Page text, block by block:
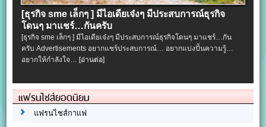
[ธุรกิจ sme เล็กๆ ] มีไอเดียเจ๋งๆ มีประสบการณ์ธุรกิจ
โดนๆ มาแชร์…กันครับ
[ธุรกิจ sme เล็กๆ ] มีไอเดียเจ๋งๆ มีประสบการณ์ธุรกิจโดนๆ มาแชร์…กัน
ครับ Advertisements อยากแชร์ประสบการณ์… อยากแบ่งปั้นความรู้…
อยากให้กำลังใจ…[อ่านต่อ]
แฟรนไชส์ยอดนิยม
แฟรนไชส์กาแฟ